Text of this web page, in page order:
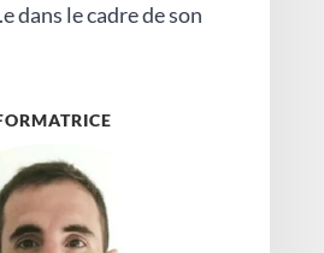
dans le cadre de son